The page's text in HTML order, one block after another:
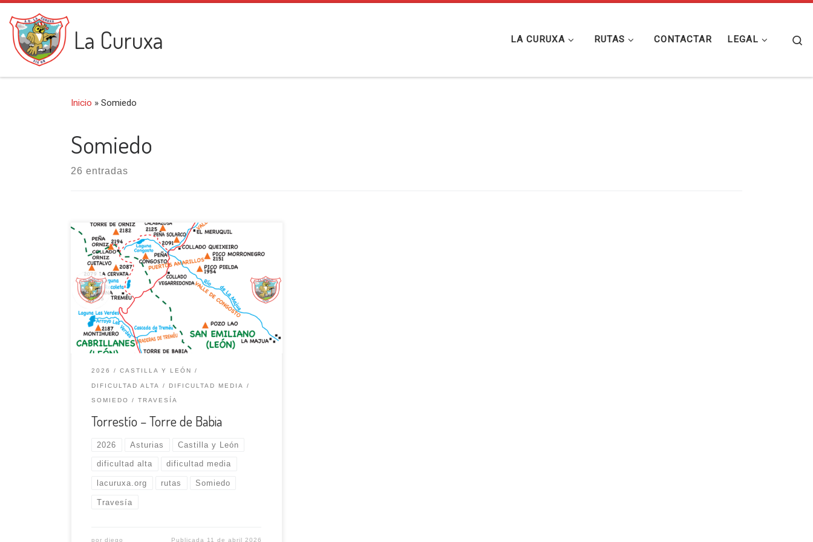
Saltar al contenido
La Curuxa LA CURUXA RUTAS CONTACTAR LEGAL
Inicio » Somiedo
Somiedo
26 entradas
Torrestio (1348 m) es un pueblo leonés de la
Babia Baja, está situado ante un anfiteatro de
elevadas montañas y en el vértice de cinco
valles. Es el punto de partida ideal para realizar
esta salida. Comenzamos al final del pueblo, en
el barrio de Campillo, con dirección SO, tras
atravesar […]
2026 CASTILLA Y LEÓN
DIFICULTAD ALTA DIFICULTAD MEDIA
SOMIEDO TRAVESÍA
Torrestío – Torre de Babia
2026 Asturias Castilla y León
dificultad alta dificultad media
lacuruxa.org rutas Somiedo
Travesía
pordiego Publicada 11 de abril 2026